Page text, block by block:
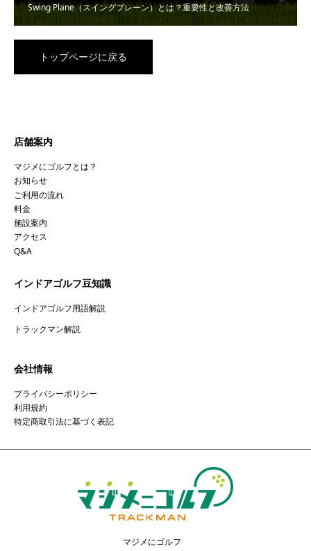
Swing Plane（スイングプレーン）とは？重要性と改善方法
トップページに戻る
店舗案内
マジメにゴルフとは？
お知らせ
ご利用の流れ
料金
施設案内
アクセス
Q&A
インドアゴルフ豆知識
インドアゴルフ用語解説
トラックマン解説
会社情報
プライバシーポリシー
利用規約
特定商取引法に基づく表記
マジメにゴルフ